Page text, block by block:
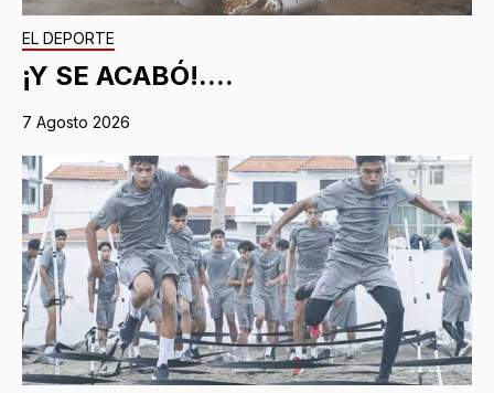
EL DEPORTE
¡Y SE ACABÓ!....
7 Agosto 2026